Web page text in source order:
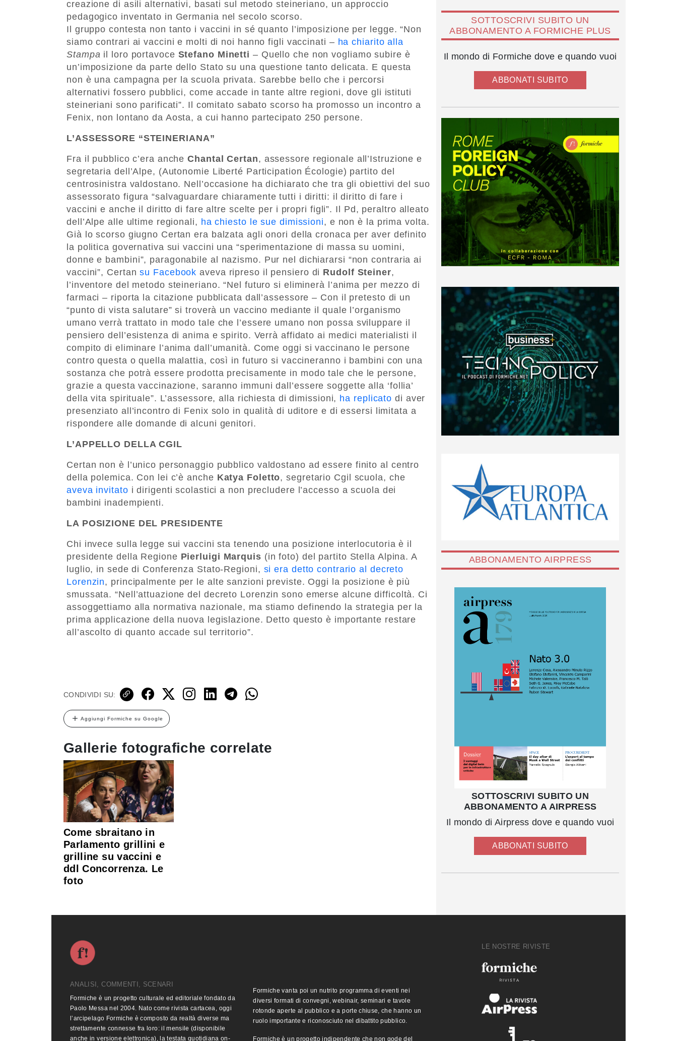
creazione di asili alternativi, basati sul metodo steineriano, un approccio
pedagogico inventato in Germania nel secolo scorso.
Il gruppo contesta non tanto i vaccini in sé quanto l’imposizione per legge. “Non
siamo contrari ai vaccini e molti di noi hanno figli vaccinati – ha chiarito alla
Stampa il loro portavoce Stefano Minetti – Quello che non vogliamo subire è
un’imposizione da parte dello Stato su una questione tanto delicata. E questa
non è una campagna per la scuola privata. Sarebbe bello che i percorsi
alternativi fossero pubblici, come accade in tante altre regioni, dove gli istituti
steineriani sono parificati”. Il comitato sabato scorso ha promosso un incontro a
Fenix, non lontano da Aosta, a cui hanno partecipato 250 persone.
L’ASSESSORE “STEINERIANA”
Fra il pubblico c’era ancheChantal Certan, assessore regionale all’Istruzione e
segretaria dell’Alpe, (Autonomie Liberté Participation Écologie) partito del
centrosinistra valdostano. Nell’occasione ha dichiarato che tra gli obiettivi del suo
assessorato figura “salvaguardare chiaramente tutti i diritti: il diritto di fare i
vaccini e anche il diritto di fare altre scelte per i propri figli”. Il Pd, peraltro alleato
dell’Alpe alle ultime regionali, ha chiesto le sue dimissioni, e non è la prima volta.
Già lo scorso giugno Certan era balzata agli onori della cronaca per aver definito
la politica governativa sui vaccini una “sperimentazione di massa su uomini,
donne e bambini”, paragonabile al nazismo. Pur nel dichiararsi “non contraria ai
vaccini”, Certansu Facebook aveva ripreso il pensiero di Rudolf Steiner,
l’inventore del metodo steineriano. “Nel futuro si eliminerà l’anima per mezzo di
farmaci – riporta la citazione pubblicata dall’assessore – Con il pretesto di un
“punto di vista salutare” si troverà un vaccino mediante il quale l’organismo
umano verrà trattato in modo tale che l’essere umano non possa sviluppare il
pensiero dell’esistenza di anima e spirito. Verrà affidato ai medici materialisti il
compito di eliminare l’anima dall’umanità. Come oggi si vaccinano le persone
contro questa o quella malattia, così in futuro si vaccineranno i bambini con una
sostanza che potrà essere prodotta precisamente in modo tale che le persone,
grazie a questa vaccinazione, saranno immuni dall’essere soggette alla ‘follia’
della vita spirituale”. L’assessore, alla richiesta di dimissioni, ha replicato di aver
presenziato all’incontro di Fenix solo in qualità di uditore e di essersi limitata a
rispondere alle domande di alcuni genitori.
L’APPELLO DELLA CGIL
Certan non è l’unico personaggio pubblico valdostano ad essere finito al centro
della polemica. Con lei c’è anche Katya Foletto, segretario Cgil scuola, che
aveva invitato i dirigenti scolastici a non precludere l’accesso a scuola dei
bambini inadempienti.
LA POSIZIONE DEL PRESIDENTE
Chi invece sulla legge sui vaccini sta tenendo una posizione interlocutoria è il
presidente della Regione Pierluigi Marquis (in foto) del partito Stella Alpina. A
luglio, in sede di Conferenza Stato-Regioni, si era detto contrario al decreto
Lorenzin, principalmente per le alte sanzioni previste. Oggi la posizione è più
smussata. “Nell’attuazione del decreto Lorenzin sono emerse alcune difficoltà. Ci
assoggettiamo alla normativa nazionale, ma stiamo definendo la strategia per la
prima applicazione della nuova legislazione. Detto questo è importante restare
all’ascolto di quanto accade sul territorio”.
CONDIVIDI SU:
Aggiungi Formiche su Google
Gallerie fotografiche correlate
Come sbraitano in
Parlamento grillini e
grilline su vaccini e
ddl Concorrenza. Le
foto
SOTTOSCRIVI SUBITO UN
ABBONAMENTO A FORMICHE PLUS
Il mondo di Formiche dove e quando vuoi
ABBONATI SUBITO
ABBONAMENTO AIRPRESS
SOTTOSCRIVI SUBITO UN
ABBONAMENTO A AIRPRESS
Il mondo di Airpress dove e quando vuoi
ABBONATI SUBITO
ANALISI, COMMENTI, SCENARI
Formiche è un progetto culturale ed editoriale fondato da
Paolo Messa nel 2004. Nato come rivista cartacea, oggi
l’arcipelago Formiche è composto da realtà diverse ma
strettamente connesse fra loro: il mensile (disponibile
anche in versione elettronica), la testata quotidiana on-
Formiche vanta poi un nutrito programma di eventi nei
diversi formati di convegni, webinair, seminari e tavole
rotonde aperte al pubblico e a porte chiuse, che hanno un
ruolo importante e riconosciuto nel dibattito pubblico.
Formiche è un progetto indipendente che non gode del
LE NOSTRE RIVISTE